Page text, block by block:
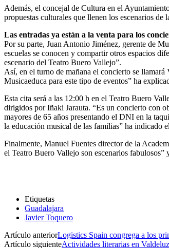
Además, el concejal de Cultura en el
propuestas culturales que llenen los escenarios
Las entradas ya están a la venta para los
Por su parte, Juan Antonio Jiménez, gerente de
escuelas se conocen y compartir otros espacios
escenario del Teatro Buero Vallejo”.
Así, en el turno de mañana el concierto se
Musicaeduca para este tipo de eventos” ha
Esta cita será a las 12:00 h en el Teatro Buero
dirigidos por Iñaki Jarauta. “Es un concierto con
mayores de 65 años presentando el DNI en la
la educación musical de las familias” ha indicado
Finalmente, Manuel Fuentes director de la
el Teatro Buero Vallejo son escenarios
Etiquetas
Guadalajara
Javier Toquero
Artículo anteriorLogistics Spain congrega a los
Artículo siguienteActividades literarias en